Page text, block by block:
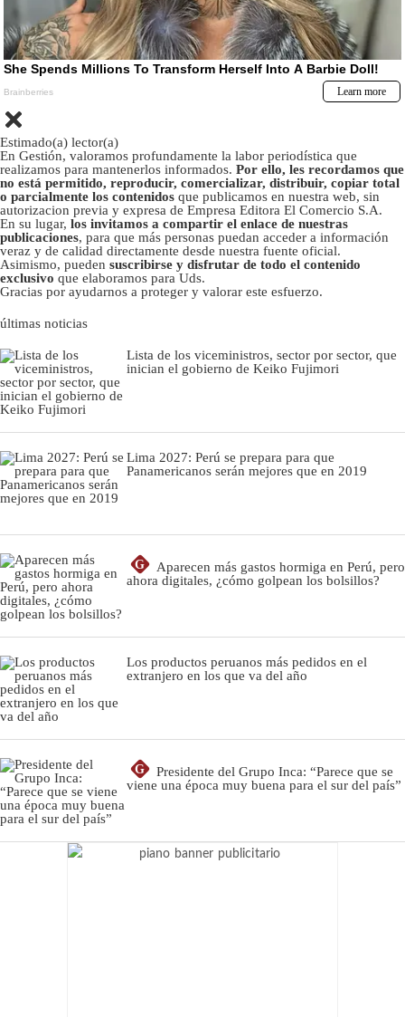
Estimado(a) lector(a)
En Gestión, valoramos profundamente la labor periodística que
realizamos para mantenerlos informados. Por ello, les recordamos que
no está permitido, reproducir, comercializar, distribuir, copiar total
o parcialmente los contenidos que publicamos en nuestra web, sin
autorizacion previa y expresa de Empresa Editora El Comercio S.A.
En su lugar, los invitamos a compartir el enlace de nuestras
publicaciones, para que más personas puedan acceder a información
veraz y de calidad directamente desde nuestra fuente oficial.
Asimismo, pueden suscribirse y disfrutar de todo el contenido
exclusivo que elaboramos para Uds.
Gracias por ayudarnos a proteger y valorar este esfuerzo.
últimas noticias
Lista de los viceministros, sector por sector, que
inician el gobierno de Keiko Fujimori
Lima 2027: Perú se prepara para que
Panamericanos serán mejores que en 2019
G
Aparecen más gastos hormiga en Perú, pero
ahora digitales, ¿cómo golpean los bolsillos?
Los productos peruanos más pedidos en el
extranjero en los que va del año
G
Presidente del Grupo Inca: “Parece que se
viene una época muy buena para el sur del país”